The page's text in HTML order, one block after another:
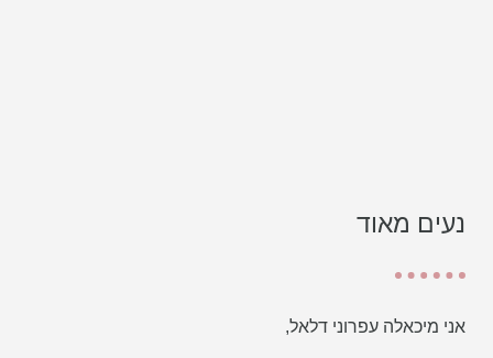
נעים מאוד
אני מיכאלה עפרוני דלאל,